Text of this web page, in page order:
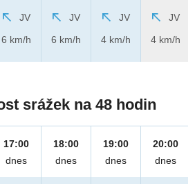
JV
6 km/h
JV
6 km/h
JV
4 km/h
JV
4 km/h
srážek na 48 hodin
17:00
dnes
18:00
dnes
19:00
dnes
20:00
dnes